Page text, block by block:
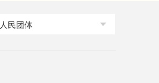
人民团体